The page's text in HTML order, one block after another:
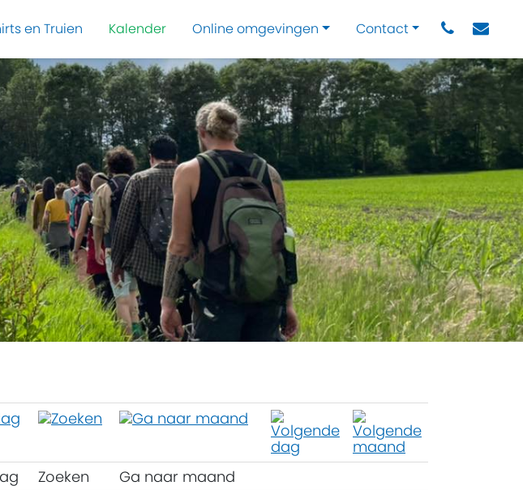
en Truien Kalender Online omgevingen Contact
Zoeken Ga naar maand